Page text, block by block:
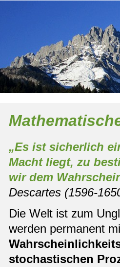
„Es ist sicherlich
Macht liegt, zu
wir dem
Descartes (1596-
Die Welt ist zum
werden permanent
stochastischen